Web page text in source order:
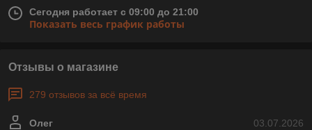
Сегодня работает с 09:00 до 21:00
Показать весь график работы
Отзывы о магазине
279 отзывов за всё время
03.07.2026
Олег